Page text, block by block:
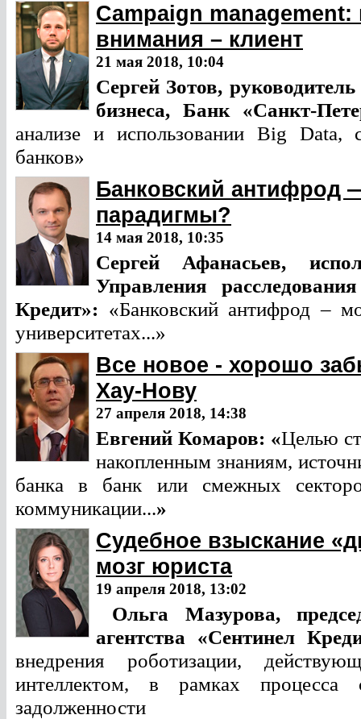
Campaign
внимания – клиент
21 мая 2018, 10:04
Сергей Зотов,
бизнеса,Банк «Санкт-
анализе и использовании Big Data,
банков»
Банковский антифрод
парадигмы?
14 мая 2018, 10:35
Сергей Афанасьев,
Управления
Кредит»: «Банковский антифрод –
университетах...»
Все новое - хорошо
Хау-Нову
27 апреля 2018, 14:38
Евгений Комаров: «Целью
накопленным знаниям,
банка в банк или смежных
коммуникации...»
Судебное взыскание
мозг юриста
19 апреля 2018, 13:02
Ольга Мазурова,
агентства «Сентинел
внедрения роботизации,
интеллектом, в рамках процесса
задолженности